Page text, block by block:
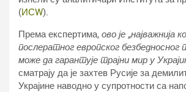
(ИСW).
Према експертима, ово је „најважнија
послератног европског безбедносног
може да гарантује трајни мир у
сматрају да је захтев Русије за
Украјине наводно у супротности са